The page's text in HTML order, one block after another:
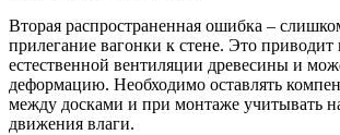
Вторая распространенная ошибка –
прилегание вагонки к стене. Это
естественной вентиляции древесины и
деформацию. Необходимо оставлять
между досками и при монтаже учитывать
движения влаги.